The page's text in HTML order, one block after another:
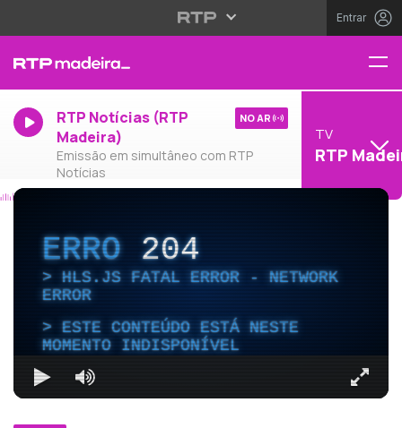
Entrar
RTP Notícias (RTP
Madeira)
Emissão em simultâneo com RTP
Notícias
NO AR
TV
RTP
ERRO204
HLS.JS FATAL ERROR - NETWORK
ERROR
ESTE CONTEÚDO ESTÁ NESTE
MOMENTO INDISPONÍVEL